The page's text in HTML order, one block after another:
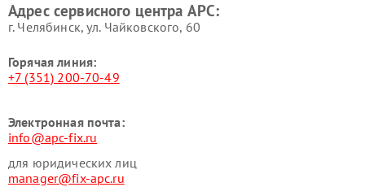
Адрес сервисного центра APC:
г. Челябинск, ул. Чайковского, 60
Горячая линия:
+7 (351) 200-70-49
Электронная почта:
info@apc-fix.ru
для юридических лиц
manager@fix-apc.ru